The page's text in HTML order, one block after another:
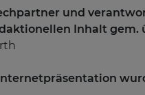
und
Inhalt gem.